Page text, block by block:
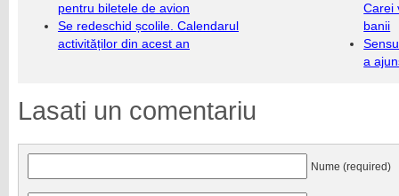
pentru biletele de avion
Se redeschid școlile. Calendarul
activităților din acest an
Carei
banii
a
Lasati un comentariu
Nume (required)